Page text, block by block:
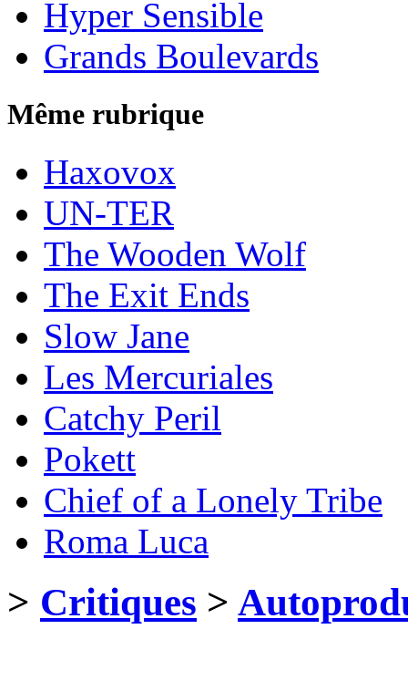
Hyper Sensible
Grands Boulevards
Même rubrique
Haxovox
UN-TER
The Wooden Wolf
The Exit Ends
Slow Jane
Les Mercuriales
Catchy Peril
Pokett
Chief of a Lonely Tribe
Roma Luca
> Critiques >